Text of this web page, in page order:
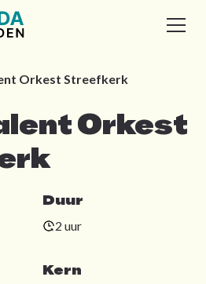
Orkest Streefkerk
Orkest
Duur
2 uur
Kern